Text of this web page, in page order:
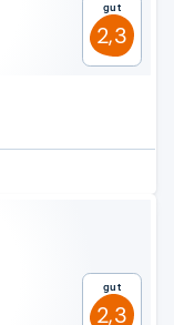
Gut
2,3
Gut
2,3